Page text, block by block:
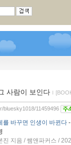
사람이 보인다 ｌ
bluesky1018/11459496
를 바꾸면 인생이 바뀐다
진 지음 / 쌤앤파커스 /